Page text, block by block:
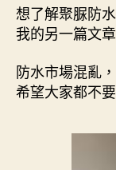
想了解聚脲防
我的另一篇文章
防水市場混亂
希望大家都不